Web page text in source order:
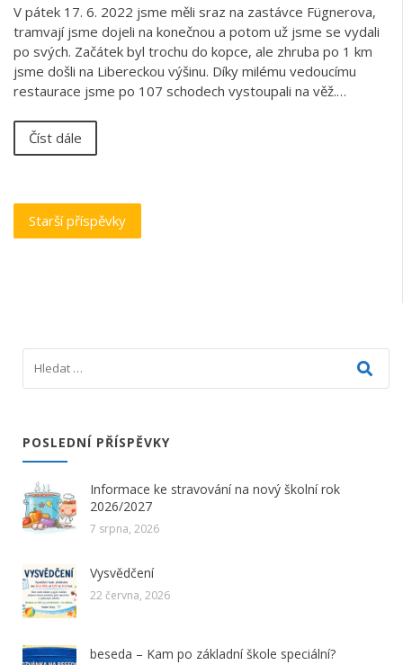
V pátek 17. 6. 2022 jsme měli sraz na zastávce Fügnerova,
tramvají jsme dojeli na konečnou a potom už jsme se vydali
po svých. Začátek byl trochu do kopce, ale zhruba po 1 km
jsme došli na Libereckou výšinu. Díky milému vedoucímu
restaurace jsme po 107 schodech vystoupali na věž.…
Číst dále
Navigace
pro
Starší příspěvky
POSLEDNÍ PŘÍSPĚVKY
Informace ke stravování na nový školní rok
2026/2027
7 srpna, 2026
Vysvědčení
22 června, 2026
beseda – Kam po základní škole speciální?